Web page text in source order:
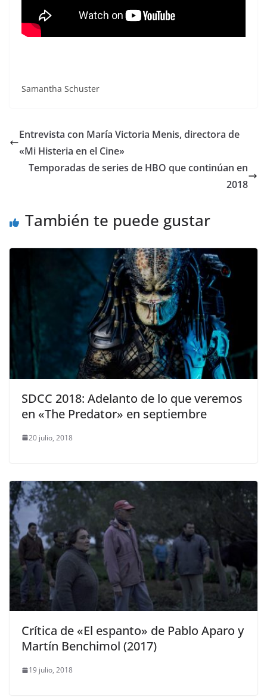
Samantha Schuster
Entrevista con María Victoria Menis, directora de
«Mi Histeria en el Cine»
Temporadas de series de HBO que continúan en
2018
También te puede gustar
SDCC 2018: Adelanto de lo que veremos
en «The Predator» en septiembre
20 julio, 2018
Crítica de «El espanto» de Pablo Aparo y
Martín Benchimol (2017)
19 julio, 2018